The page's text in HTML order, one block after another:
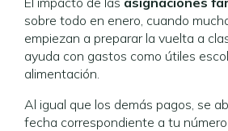
sobre todo en enero, cuando
empiezan a preparar la vuelta a
ayuda con gastos como útiles
alimentación.
Al igual que los demás pagos, se
fecha correspondiente a tu